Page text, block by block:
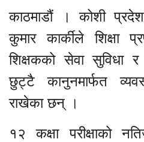
काठमाडौं । कोशी
कुमार कार्कीले शिक्षा
शिक्षकको सेवा सुविधा र
छुट्टै कानुनमार्फत
राखेका छन् ।
१२ कक्षा परीक्षाको